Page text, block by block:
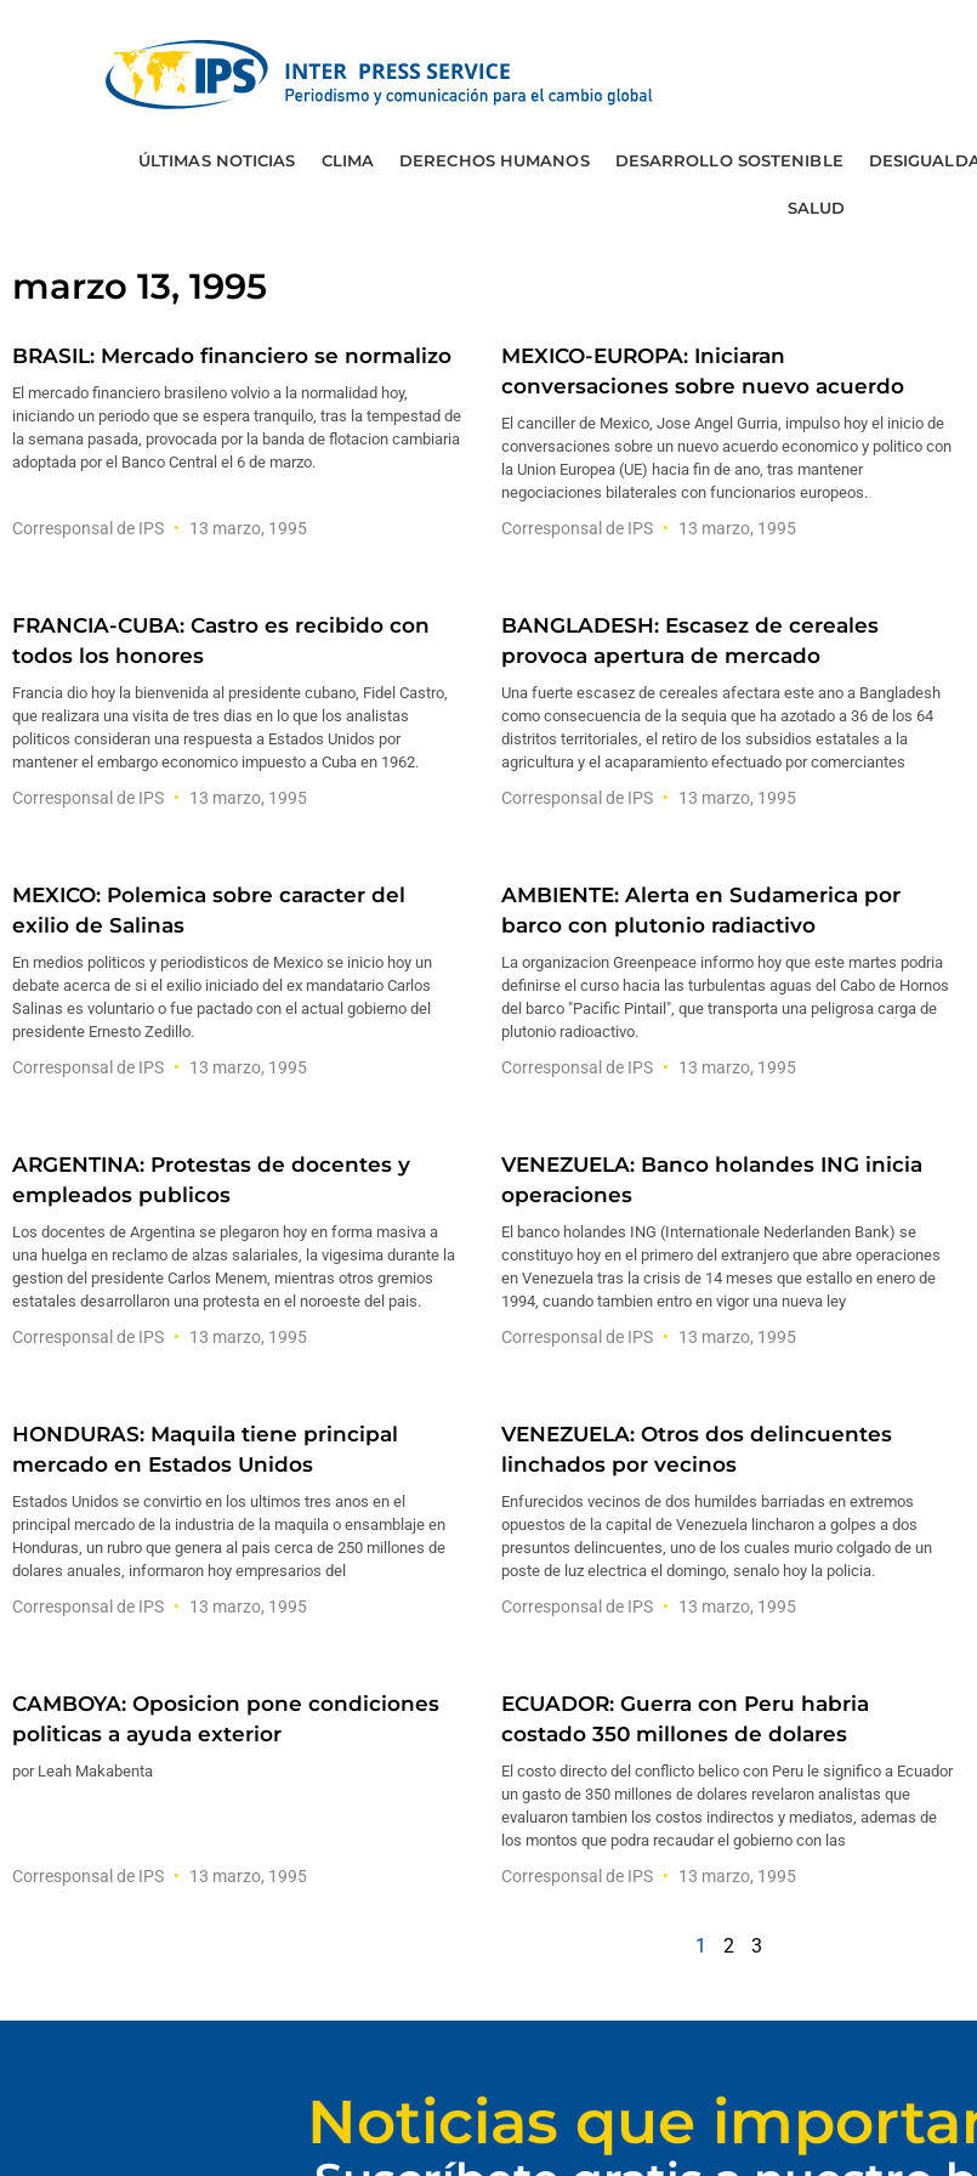
ÚLTIMAS NOTICIAS CLIMA DERECHOS HUMANOS DESARROLLO SOSTENIBLE
SALUD
marzo 13, 1995
BRASIL: Mercado financiero se normalizo
El mercado financiero brasileno volvio a la normalidad hoy,
iniciando un periodo que se espera tranquilo, tras la tempestad de
la semana pasada, provocada por la banda de flotacion cambiaria
adoptada por el Banco Central el 6 de marzo.
Corresponsal de IPS 13 marzo, 1995
MEXICO-EUROPA: Iniciaran
conversaciones sobre nuevo acuerdo
El canciller de Mexico, Jose Angel Gurria, impulso hoy el inicio de
conversaciones sobre un nuevo acuerdo economico y politico con
la Union Europea (UE) hacia fin de ano, tras mantener
negociaciones bilaterales con funcionarios europeos.
Corresponsal de IPS 13 marzo, 1995
FRANCIA-CUBA: Castro es recibido con
todos los honores
Francia dio hoy la bienvenida al presidente cubano, Fidel Castro,
que realizara una visita de tres dias en lo que los analistas
politicos consideran una respuesta a Estados Unidos por
mantener el embargo economico impuesto a Cuba en 1962.
Corresponsal de IPS 13 marzo, 1995
BANGLADESH: Escasez de cereales
provoca apertura de mercado
Una fuerte escasez de cereales afectara este ano a Bangladesh
como consecuencia de la sequia que ha azotado a 36 de los 64
distritos territoriales, el retiro de los subsidios estatales a la
agricultura y el acaparamiento efectuado por comerciantes
Corresponsal de IPS 13 marzo, 1995
MEXICO: Polemica sobre caracter del
exilio de Salinas
En medios politicos y periodisticos de Mexico se inicio hoy un
debate acerca de si el exilio iniciado del ex mandatario Carlos
Salinas es voluntario o fue pactado con el actual gobierno del
presidente Ernesto Zedillo.
Corresponsal de IPS 13 marzo, 1995
AMBIENTE: Alerta en Sudamerica por
barco con plutonio radiactivo
La organizacion Greenpeace informo hoy que este martes podria
definirse el curso hacia las turbulentas aguas del Cabo de Hornos
del barco "Pacific Pintail", que transporta una peligrosa carga de
plutonio radioactivo.
Corresponsal de IPS 13 marzo, 1995
ARGENTINA: Protestas de docentes y
empleados publicos
Los docentes de Argentina se plegaron hoy en forma masiva a
una huelga en reclamo de alzas salariales, la vigesima durante la
gestion del presidente Carlos Menem, mientras otros gremios
estatales desarrollaron una protesta en el noroeste del pais.
Corresponsal de IPS 13 marzo, 1995
VENEZUELA: Banco holandes ING inicia
operaciones
El banco holandes ING (Internationale Nederlanden Bank) se
constituyo hoy en el primero del extranjero que abre operaciones
en Venezuela tras la crisis de 14 meses que estallo en enero de
1994, cuando tambien entro en vigor una nueva ley
Corresponsal de IPS 13 marzo, 1995
HONDURAS: Maquila tiene principal
mercado en Estados Unidos
Estados Unidos se convirtio en los ultimos tres anos en el
principal mercado de la industria de la maquila o ensamblaje en
Honduras, un rubro que genera al pais cerca de 250 millones de
dolares anuales, informaron hoy empresarios del
Corresponsal de IPS 13 marzo, 1995
VENEZUELA: Otros dos delincuentes
linchados por vecinos
Enfurecidos vecinos de dos humildes barriadas en extremos
opuestos de la capital de Venezuela lincharon a golpes a dos
presuntos delincuentes, uno de los cuales murio colgado de un
poste de luz electrica el domingo, senalo hoy la policia.
Corresponsal de IPS 13 marzo, 1995
CAMBOYA: Oposicion pone condiciones
politicas a ayuda exterior
por Leah Makabenta
Corresponsal de IPS 13 marzo, 1995
ECUADOR: Guerra con Peru habria
costado 350 millones de dolares
El costo directo del conflicto belico con Peru le significo a Ecuador
un gasto de 350 millones de dolares revelaron analistas que
evaluaron tambien los costos indirectos y mediatos, ademas de
los montos que podra recaudar el gobierno con las
Corresponsal de IPS 13 marzo, 1995
1 2 3
Noticias que